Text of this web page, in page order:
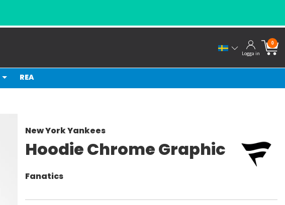
Logga in
0
REA
New York Yankees
Hoodie Chrome Graphic
Fanatics